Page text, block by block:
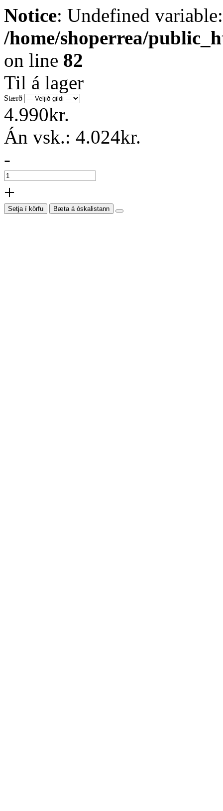
Notice: Undefined
/home/shoperrea/
on line 82
Til á lager
Stærð
4.990kr.
Án vsk.: 4.024kr.
-
+
Setja í körfu Bæta á óskalistann